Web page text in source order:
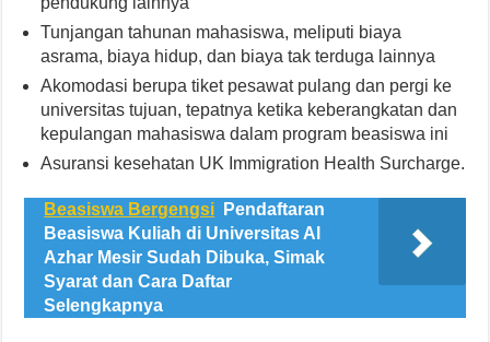
Tunjangan tahunan mahasiswa, meliputi biaya
asrama, biaya hidup, dan biaya tak terduga lainnya
Akomodasi berupa tiket pesawat pulang dan pergi ke
universitas tujuan, tepatnya ketika keberangkatan dan
kepulangan mahasiswa dalam program beasiswa ini
Asuransi kesehatan UK Immigration Health Surcharge.
Beasiswa Bergengsi
Pendaftaran
Beasiswa Kuliah di Universitas Al
Azhar Mesir Sudah Dibuka, Simak
Syarat dan Cara Daftar
Selengkapnya